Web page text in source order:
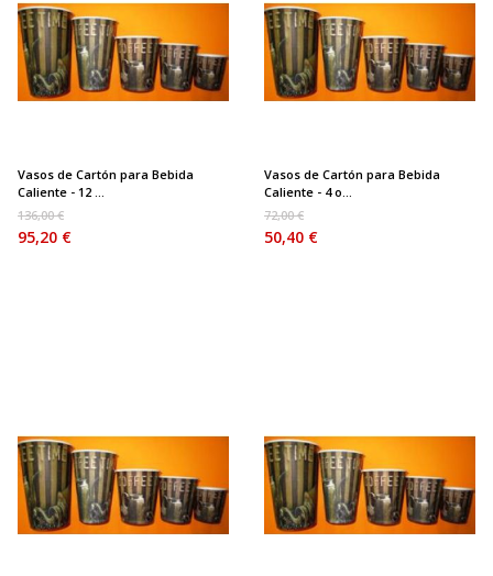
Vasos de Cartón para Bebida
Caliente - 12 ...
136,00 €
95,20 €
Vasos de Cartón para Bebida
Caliente - 4 o...
72,00 €
50,40 €